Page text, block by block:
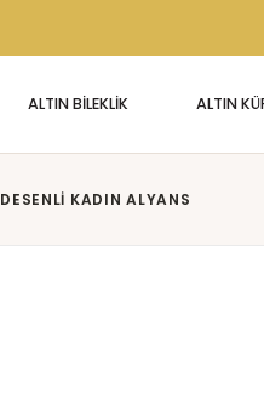
ALTIN BİLEKLİK ALTIN
KADIN ALYANS